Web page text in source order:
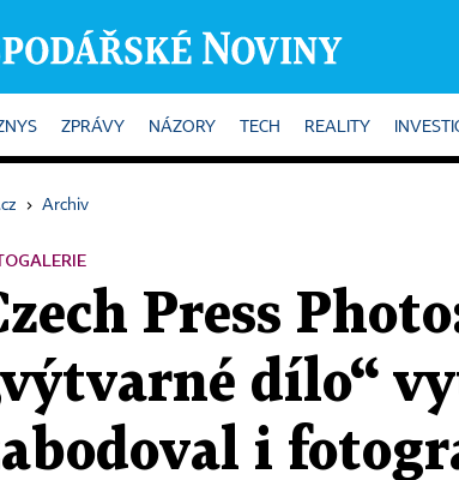
ZPRÁVY NÁZORY TECH REALITY
› Archiv
Press
dílo“
i